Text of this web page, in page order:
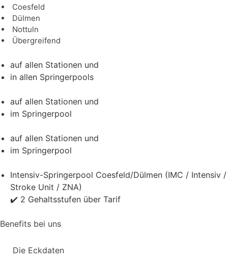
Coesfeld
Dülmen
Nottuln
Übergreifend
auf allen Stationen und
in allen Springerpools
auf allen Stationen und
im Springerpool
auf allen Stationen und
im Springerpool
Intensiv-Springerpool Coesfeld/Dülmen (IMC / Intensiv /
Stroke Unit / ZNA)
✔️ 2 Gehaltsstufen über Tarif
Benefits bei uns
Die Eckdaten